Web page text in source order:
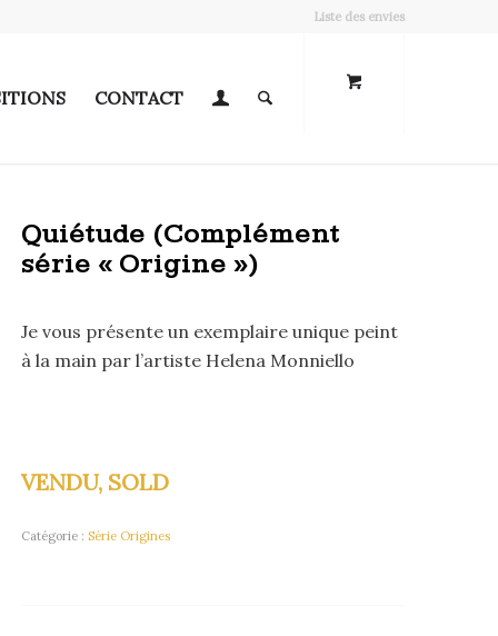
Liste des envies
CONTACT
Quiétude (Complément
série « Origine »)
Je vous présente un exemplaire unique peint
à la main par l’artiste Helena Monniello
VENDU, SOLD
Catégorie :Série Origines